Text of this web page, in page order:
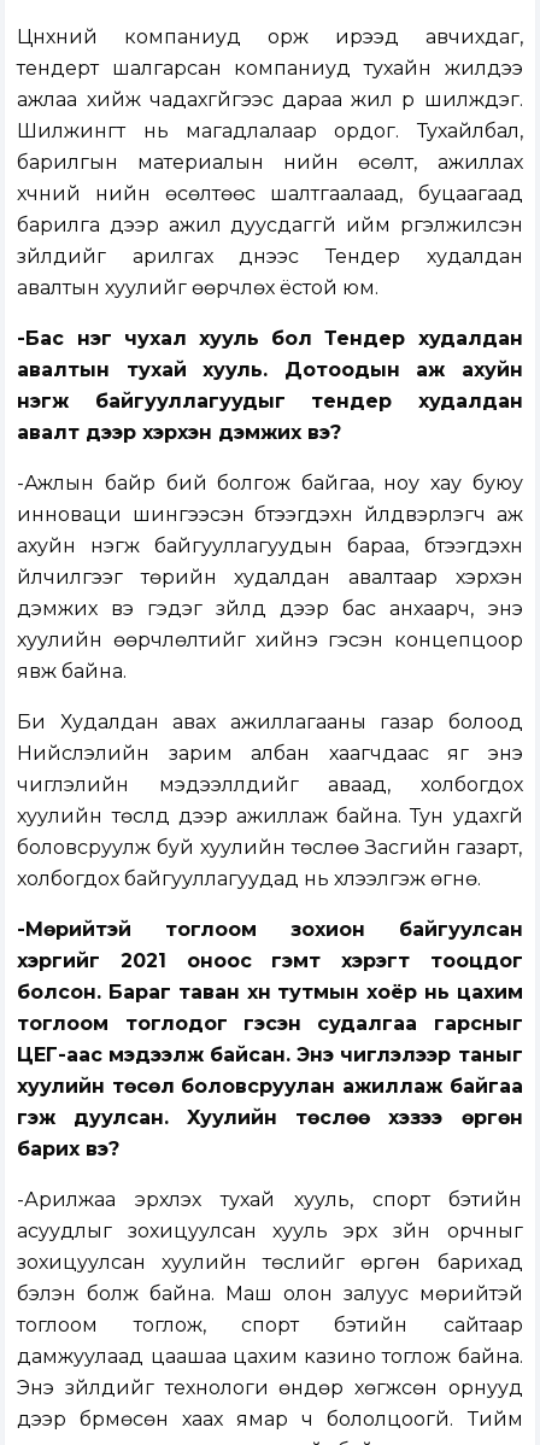
Цүнхний компаниуд орж ирээд авчихдаг,
тендерт шалгарсан компаниуд тухайн жилдээ
ажлаа хийж чадахгүйгээс дараа жил рүү шилждэг.
Шилжингүүт нь магадлалаар ордог. Тухайлбал,
барилгын материалын үнийн өсөлт, ажиллах
хүчний үнийн өсөлтөөс шалтгаалаад, буцаагаад
барилга дээр ажил дуусдаггүй ийм үргэлжилсэн
зүйлүүдийг арилгах үүднээс Тендер худалдан
авалтын хуулийг өөрчлөх ёстой юм.
-Бас нэг чухал хууль бол Тендер худалдан
авалтын тухай хууль. Дотоодын аж ахуйн
нэгж байгууллагуудыг тендер худалдан
авалт дээр хэрхэн дэмжих вэ?
-Ажлын байр бий болгож байгаа, ноу хау буюу
инноваци шингээсэн бүтээгдэхүүн үйлдвэрлэгч аж
ахуйн нэгж байгууллагуудын бараа, бүтээгдэхүүн
үйлчилгээг төрийн худалдан авалтаар хэрхэн
дэмжих вэ гэдэг зүйлүүд дээр бас анхаарч, энэ
хуулийн өөрчлөлтийг хийнэ гэсэн концепцоор
явж байна.
Би Худалдан авах ажиллагааны газар болоод
Нийслэлийн зарим албан хаагчдаас яг энэ
чиглэлийн мэдээллүүдийг аваад, холбогдох
хуулийн төслүүд дээр ажиллаж байна. Тун удахгүй
боловсруулж буй хуулийн төслөө Засгийн газарт,
холбогдох байгууллагуудад нь хүлээлгэж өгнө.
-Мөрийтэй тоглоом зохион байгуулсан
хэргийг 2021 оноос гэмт хэрэгт тооцдог
болсон. Бараг таван хүн тутмын хоёр нь цахим
тоглоом тоглодог гэсэн судалгаа гарсныг
ЦЕГ-аас мэдээлж байсан. Энэ чиглэлээр таныг
хуулийн төсөл боловсруулан ажиллаж байгаа
гэж дуулсан. Хуулийн төслөө хэзээ өргөн
барих вэ?
-Арилжаа эрхлэх тухай хууль, спорт бэтийн
асуудлыг зохицуулсан хууль эрх зүйн орчныг
зохицуулсан хуулийн төслийг өргөн барихад
бэлэн болж байна. Маш олон залуус мөрийтэй
тоглоом тоглож, спорт бэтийн сайтаар
дамжуулаад цаашаа цахим казино тоглож байна.
Энэ зүйлүүдийг технологи өндөр хөгжсөн орнууд
дээр бүрмөсөн хаах ямар ч бололцоогүй. Тийм